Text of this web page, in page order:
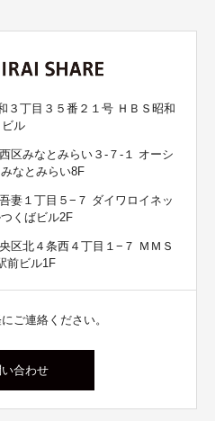
３丁目３５番２１号 ＨＢＳ昭和
ビル
区みなとみらい３-７-１ オーシ
なとみらい8F
妻１丁目５−７ ダイワロイネッ
つくばビル2F
区北４条西４丁目１−７ ＭＭＳ
前ビル1F
ご連絡ください。
い合わせ